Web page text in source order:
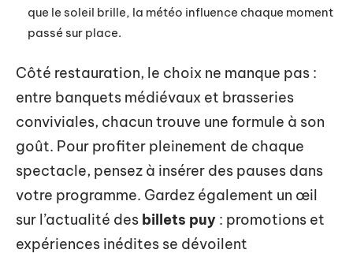
que le soleil brille, la météo influence chaque moment
passé sur place.
Côté restauration, le choix ne manque pas :
entre banquets médiévaux et brasseries
conviviales, chacun trouve une formule à son
goût. Pour profiter pleinement de chaque
spectacle, pensez à insérer des pauses dans
votre programme. Gardez également un œil
sur l’actualité des billets puy : promotions et
expériences inédites se dévoilent